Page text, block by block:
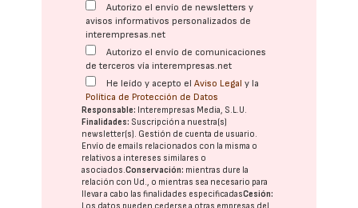
Autorizo el envío de newsletters y
avisos informativos personalizados de
interempresas.net
Autorizo el envío de comunicaciones
de terceros vía interempresas.net
He leído y acepto elAviso Legal y la
Política de Protección de Datos
Responsable: Interempresas Media, S.L.U.
Finalidades: Suscripción a nuestra(s)
newsletter(s). Gestión de cuenta de usuario.
Envío de emails relacionados con la misma o
relativos a intereses similares o
asociados.Conservación: mientras dure la
relación con Ud., o mientras sea necesario para
llevar a cabo las finalidades especificadasCesión:
Los datos pueden cederse a otras empresas del